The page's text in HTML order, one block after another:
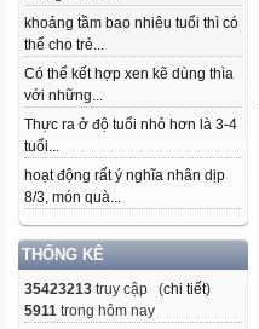
khoảng tầm bao nhiêu tuổi thì có
thể cho trẻ...
Có thể kết hợp xen kẽ dùng thìa
với những...
Thực ra ở độ tuổi nhỏ hơn là 3-4
tuổi...
hoạt động rất ý nghĩa nhân dịp
8/3, món quà...
THỐNG KÊ
35423213 truy cập (chi tiết)
5911 trong hôm nay